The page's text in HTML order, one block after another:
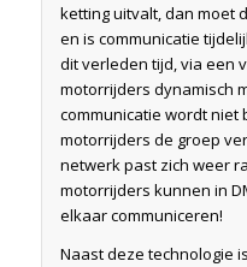
ketting uitvalt, dan moet
en is communicatie
dit verleden tijd, via een
motorrijders dynamisch
communicatie wordt niet
motorrijders de groep
netwerk past zich weer
motorrijders kunnen in
elkaar communiceren!
Naast deze technologie